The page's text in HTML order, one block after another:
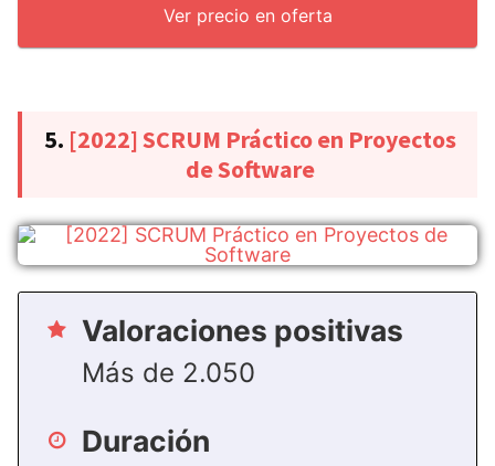
Ver precio en oferta
5. [2022] SCRUM Práctico en Proyectos
de Software
Valoraciones positivas
Más de 2.050
Duración